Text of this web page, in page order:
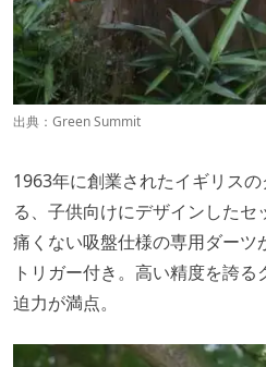
出典： Green Summit
1963年に創業されたイギリス
る、子供向けにデザインしたセ
痛くない吸盤仕様の専用ダー
トリガー付き。高い精度を誇
迫力が満点。